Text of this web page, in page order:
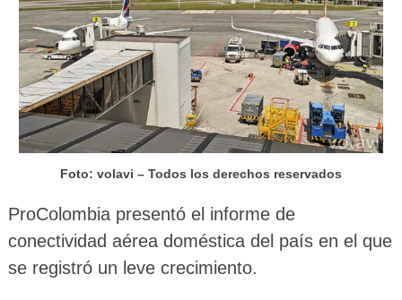
Foto: volavi – Todos los derechos reservados
ProColombia presentó el informe de
conectividad aérea doméstica del país en el que
se registró un leve crecimiento.